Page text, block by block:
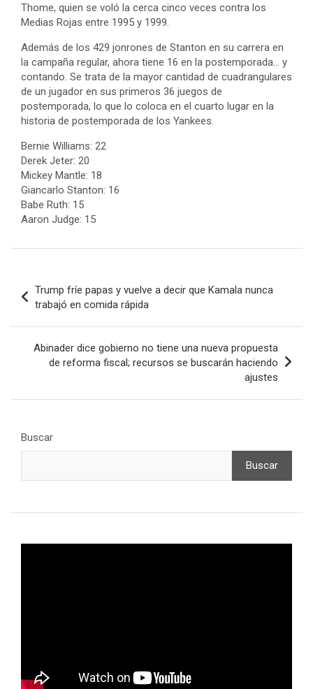
Thome, quien se voló la cerca cinco veces contra los
Medias Rojas entre 1995 y 1999.
Además de los 429 jonrones de Stanton en su carrera en
la campaña regular, ahora tiene 16 en la postemporada… y
contando. Se trata de la mayor cantidad de cuadrangulares
de un jugador en sus primeros 36 juegos de
postemporada, lo que lo coloca en el cuarto lugar en la
historia de postemporada de los Yankees.
Bernie Williams: 22
Derek Jeter: 20
Mickey Mantle: 18
Giancarlo Stanton: 16
Babe Ruth: 15
Aaron Judge: 15
de
entradas
Trump fríe papas y vuelve a decir que Kamala nunca
trabajó en comida rápida
Abinader dice gobierno no tiene una nueva propuesta
de reforma fiscal; recursos se buscarán haciendo
ajustes
Buscar
Buscar